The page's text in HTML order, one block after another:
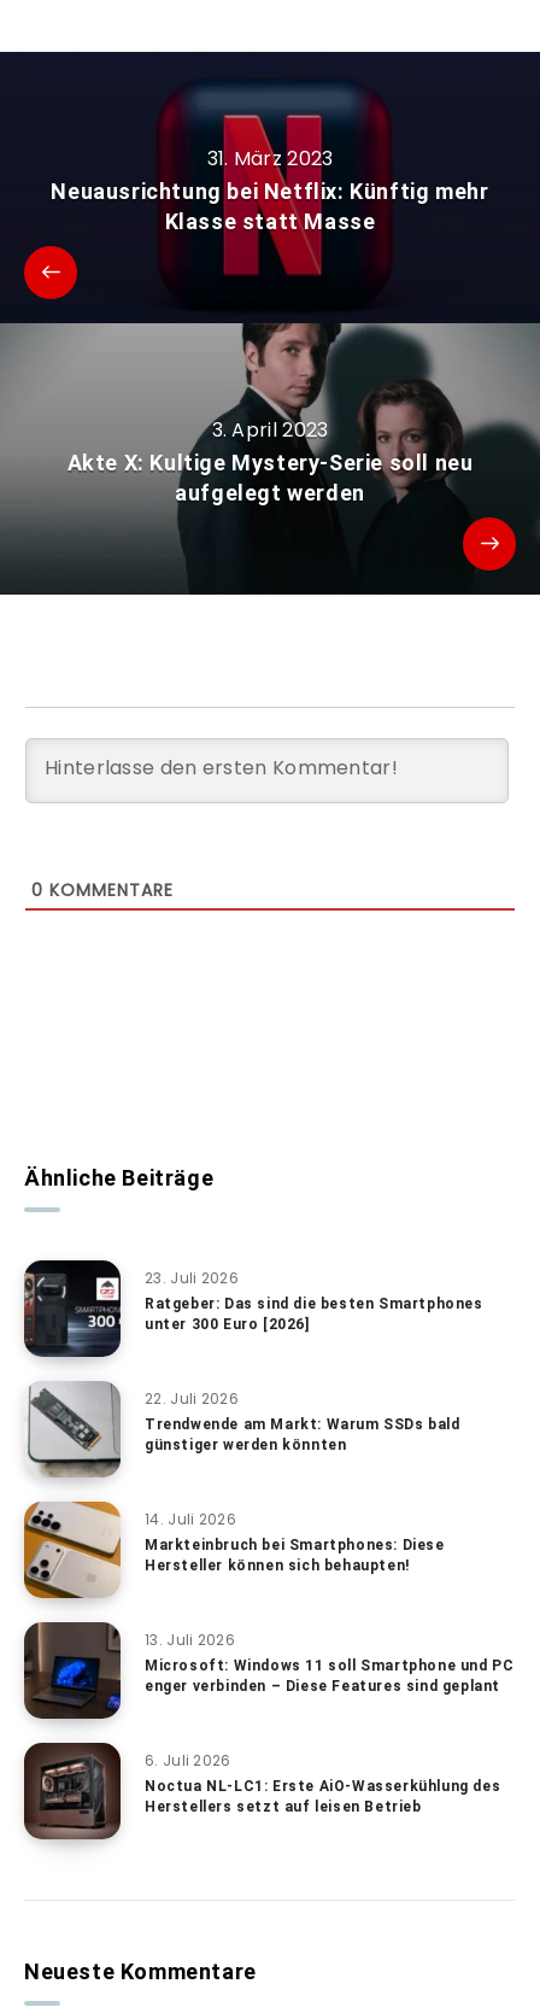
31. März 2023
Neuausrichtung bei Netflix: Künftig mehr
Klasse statt Masse
3. April 2023
Akte X: Kultige Mystery-Serie soll neu
aufgelegt werden
0 KOMMENTARE
Ähnliche Beiträge
23. Juli 2026
Ratgeber: Das sind die besten Smartphones
unter 300 Euro [2026]
22. Juli 2026
Trendwende am Markt: Warum SSDs bald
günstiger werden könnten
14. Juli 2026
Markteinbruch bei Smartphones: Diese
Hersteller können sich behaupten!
13. Juli 2026
Microsoft: Windows 11 soll Smartphone und PC
enger verbinden – Diese Features sind geplant
6. Juli 2026
Noctua NL-LC1: Erste AiO-Wasserkühlung des
Herstellers setzt auf leisen Betrieb
Neueste Kommentare